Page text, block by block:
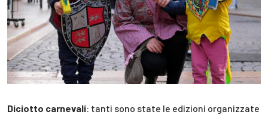
Diciotto carnevali: tanti sono state le edizioni organizzate